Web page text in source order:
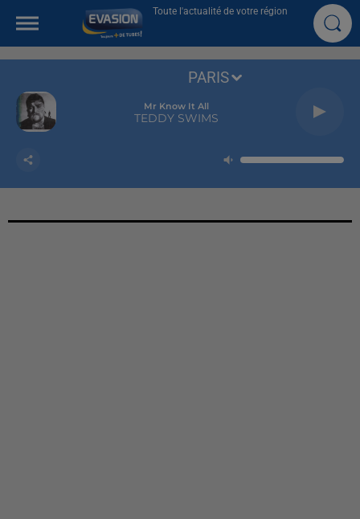
Toute l'actualité de votre région
Mr Know It All
TEDDY SWIMS
PARIS